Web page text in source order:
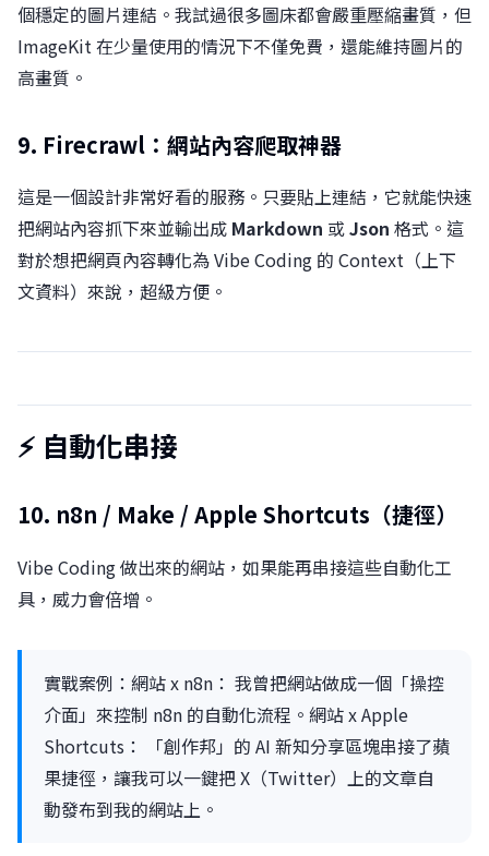
個穩定的圖片連結。我試過很多圖床都會嚴重壓縮畫質，但
ImageKit 在少量使用的情況下不僅免費，還能維持圖片的
高畫質。
9. Firecrawl：網站內容爬取神器
這是一個設計非常好看的服務。只要貼上連結，它就能快速
把網站內容抓下來並輸出成 Markdown 或Json 格式。這
對於想把網頁內容轉化為 Vibe Coding 的 Context（上下
文資料）來說，超級方便。
⚡ 自動化串接
10. n8n / Make / Apple Shortcuts（捷徑）
Vibe Coding 做出來的網站，如果能再串接這些自動化工
具，威力會倍增。
實戰案例：網站 x n8n： 我曾把網站做成一個「操控
介面」來控制 n8n 的自動化流程。網站 x Apple
Shortcuts： 「創作邦」的 AI 新知分享區塊串接了蘋
果捷徑，讓我可以一鍵把 X（Twitter）上的文章自
動發布到我的網站上。